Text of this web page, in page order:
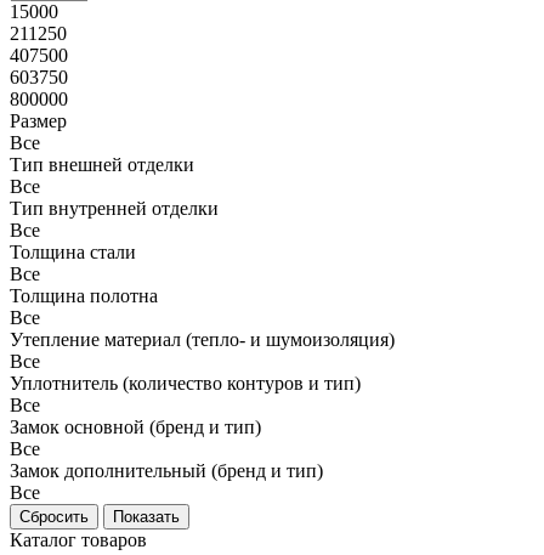
15000
211250
407500
603750
800000
Размер
Все
Тип внешней отделки
Все
Тип внутренней отделки
Все
Толщина стали
Все
Толщина полотна
Все
Утепление материал (тепло- и шумоизоляция)
Все
Уплотнитель (количество контуров и тип)
Все
Замок основной (бренд и тип)
Все
Замок дополнительный (бренд и тип)
Все
Каталог товаров